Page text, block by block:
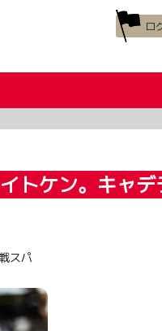
ロ
トケン。キャ
スパ